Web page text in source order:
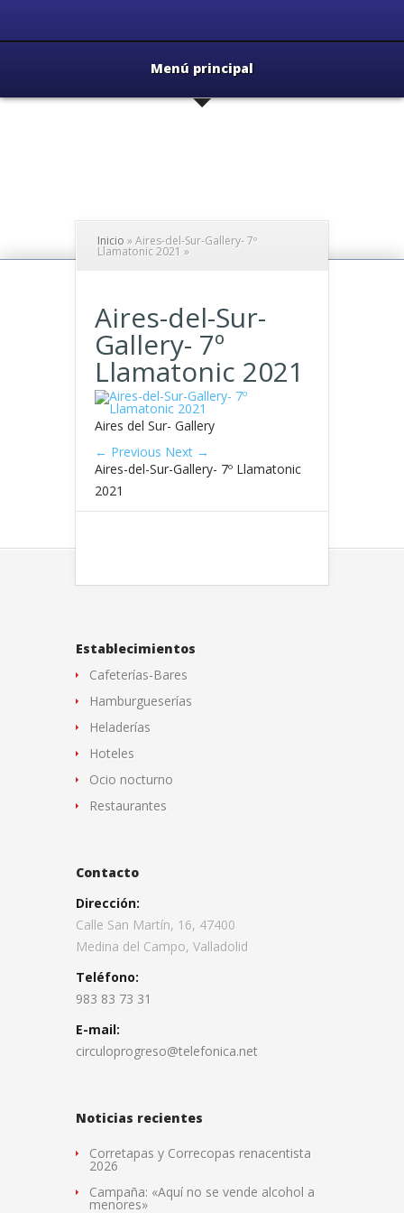
Menú principal
Inicio »Aires-del-Sur-Gallery- 7º
Llamatonic 2021 »
Aires-del-Sur-
Gallery- 7º
Llamatonic 2021
Aires del Sur- Gallery
← Previous Next →
Aires-del-Sur-Gallery- 7º Llamatonic
2021
Establecimientos
Cafeterías-Bares
Hamburgueserías
Heladerías
Hoteles
Ocio nocturno
Restaurantes
Contacto
Dirección:
Calle San Martín, 16, 47400
Medina del Campo, Valladolid
Teléfono:
983 83 73 31
E-mail:
circuloprogreso@telefonica.net
Noticias recientes
Corretapas y Correcopas renacentista
2026
Campaña: «Aquí no se vende alcohol a
menores»